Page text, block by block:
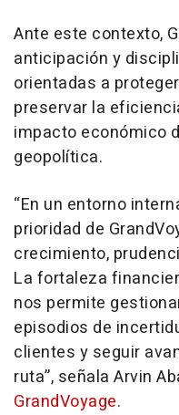
Ante este contexto,
anticipación y
orientadas a
preservar la
impacto económico
geopolítica.
“En un entorno
prioridad de
crecimiento,
La fortaleza
nos permite
episodios de
clientes y seguir
ruta”, señala Arvin
GrandVoyage.